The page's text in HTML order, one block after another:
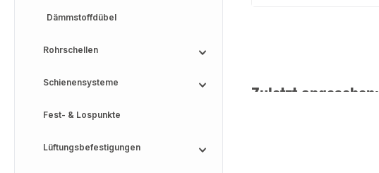
Dämmstoffdübel
Rohrschellen
Schienensysteme
Fest- & Lospunkte
Lüftungsbefestigungen
Zuletzt angesehen: